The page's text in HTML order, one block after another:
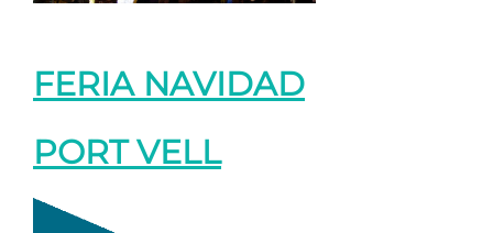
FERIA NAVIDAD
PORT VELL